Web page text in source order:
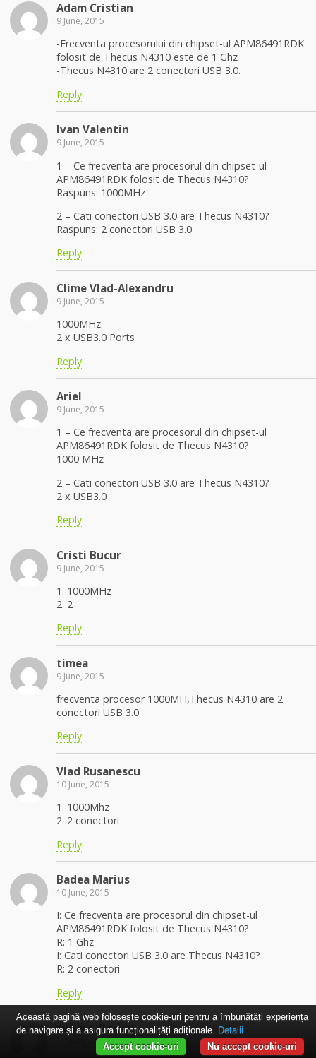
Adam Cristian
9 June, 2015
-Frecventa procesorului din chipset-ul APM86491RDK
folosit de Thecus N4310 este de 1 Ghz
-Thecus N4310 are 2 conectori USB 3.0.
Reply
Ivan Valentin
9 June, 2015
1 – Ce frecventa are procesorul din chipset-ul
APM86491RDK folosit de Thecus N4310?
Raspuns: 1000MHz
2 – Cati conectori USB 3.0 are Thecus N4310?
Raspuns: 2 conectori USB 3.0
Reply
Clime Vlad-Alexandru
9 June, 2015
1000MHz
2 x USB3.0 Ports
Reply
Ariel
9 June, 2015
1 – Ce frecventa are procesorul din chipset-ul
APM86491RDK folosit de Thecus N4310?
1000 MHz
2 – Cati conectori USB 3.0 are Thecus N4310?
2 x USB3.0
Reply
Cristi Bucur
9 June, 2015
1. 1000MHz
2. 2
Reply
timea
9 June, 2015
frecventa procesor 1000MH,Thecus N4310 are 2
conectori USB 3.0
Reply
Vlad Rusanescu
10 June, 2015
1. 1000Mhz
2. 2 conectori
Reply
Badea Marius
10 June, 2015
I: Ce frecventa are procesorul din chipset-ul
APM86491RDK folosit de Thecus N4310?
R: 1 Ghz
I: Cati conectori USB 3.0 are Thecus N4310?
R: 2 conectori
Reply
subasu florian
10 June, 2015
Această pagină web folosește cookie-uri pentru a îmbunătăți experiența
de navigare și a asigura funcționalițăți adiționale. Detalii
Nu accept cookie-uri
Accept cookie-uri